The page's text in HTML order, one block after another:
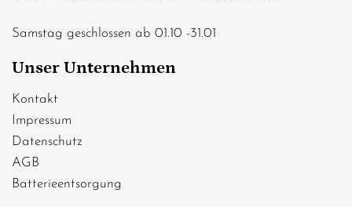
Samstag geschlossen ab 01.10 -31.01
Unser Unternehmen
Kontakt
Impressum
Datenschutz
AGB
Batterieentsorgung